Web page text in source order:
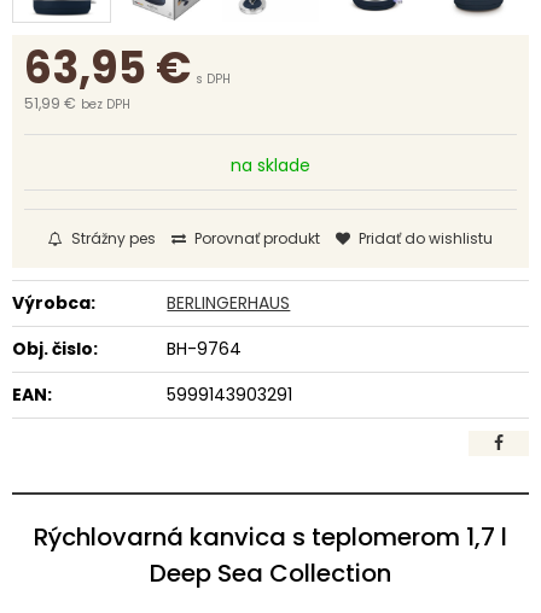
63,95€ s DPH
51,99 € bez DPH
na sklade
Strážny pes Porovnať produkt Pridať do wishlistu
Výrobca:
BERLINGERHAUS
Obj. čislo:
BH-9764
EAN:
5999143903291
Rýchlovarná kanvica s teplomerom 1,7 l
Deep Sea Collection